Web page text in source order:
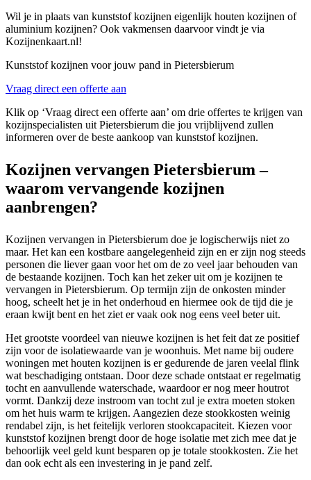
Wil je in plaats van kunststof kozijnen eigenlijk houten kozijnen of
aluminium kozijnen? Ook vakmensen daarvoor vindt je via
Kozijnenkaart.nl!
Kunststof kozijnen voor jouw pand in Pietersbierum
Vraag direct een offerte aan
Klik op ‘Vraag direct een offerte aan’ om drie offertes te krijgen van
kozijnspecialisten uit Pietersbierum die jou vrijblijvend zullen
informeren over de beste aankoop van kunststof kozijnen.
Kozijnen vervangen Pietersbierum –
waarom vervangende kozijnen
aanbrengen?
Kozijnen vervangen in Pietersbierum doe je logischerwijs niet zo
maar. Het kan een kostbare aangelegenheid zijn en er zijn nog steeds
personen die liever gaan voor het om de zo veel jaar behouden van
de bestaande kozijnen. Toch kan het zeker uit om je kozijnen te
vervangen in Pietersbierum. Op termijn zijn de onkosten minder
hoog, scheelt het je in het onderhoud en hiermee ook de tijd die je
eraan kwijt bent en het ziet er vaak ook nog eens veel beter uit.
Het grootste voordeel van nieuwe kozijnen is het feit dat ze positief
zijn voor de isolatiewaarde van je woonhuis. Met name bij oudere
woningen met houten kozijnen is er gedurende de jaren veelal flink
wat beschadiging ontstaan. Door deze schade ontstaat er regelmatig
tocht en aanvullende waterschade, waardoor er nog meer houtrot
vormt. Dankzij deze instroom van tocht zul je extra moeten stoken
om het huis warm te krijgen. Aangezien deze stookkosten weinig
rendabel zijn, is het feitelijk verloren stookcapaciteit. Kiezen voor
kunststof kozijnen brengt door de hoge isolatie met zich mee dat je
behoorlijk veel geld kunt besparen op je totale stookkosten. Zie het
dan ook echt als een investering in je pand zelf.